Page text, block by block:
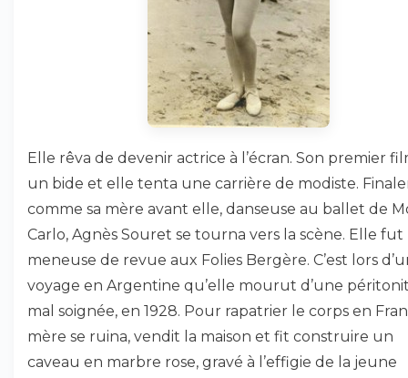
Elle rêva de devenir actrice à l’écran. Son premier
un bide et elle tenta une carrière de modiste.
comme sa mère avant elle, danseuse au ballet de
Carlo, Agnès Souret se tourna vers la scène. Elle fut
meneuse de revue aux Folies Bergère. C’est lors
voyage en Argentine qu’elle mourut d’une
mal soignée, en 1928. Pour rapatrier le corps en
mère se ruina, vendit la maison et fit construire un
caveau en marbre rose, gravé à l’effigie de la jeune